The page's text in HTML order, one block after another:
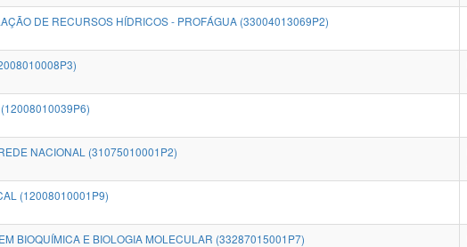
DE RECURSOS HÍDRICOS - PROFÁGUA (33004013069P2)
NACIONAL (31075010001P2)
(12008010001P9)
BIOQUÍMICA E BIOLOGIA MOLECULAR (33287015001P7)